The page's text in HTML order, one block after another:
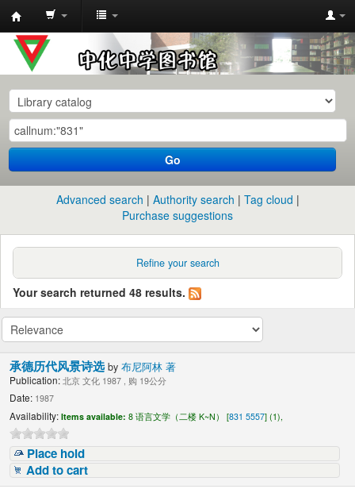
中
化
中
学
图
书
馆
目
Go
Advanced search Authority search
Tag cloud
Purchase suggestions
Refine your search
Your search returned 48 results.
承德历代风景诗选by布尼阿林 著
Publication: 北京 文化 1987 , 购 19公分
Date: 1987
Availability: Items available: 8 语言文学（二楼 K~N） [831 5557] (1),
Place hold
Add to cart